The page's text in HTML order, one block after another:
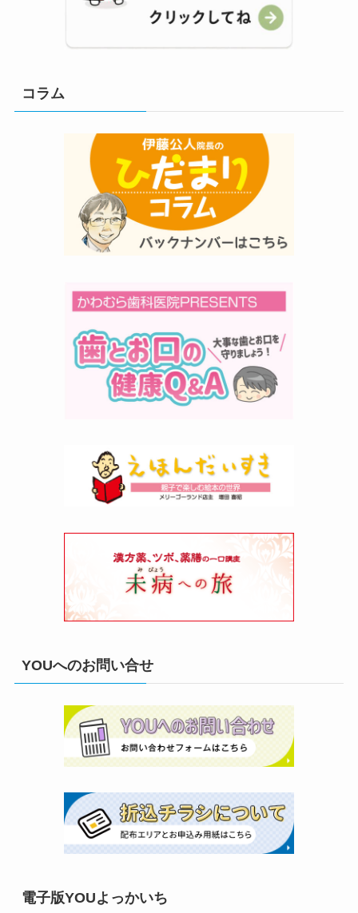
コラム
YOUへのお問い合せ
電子版YOUよっかいち